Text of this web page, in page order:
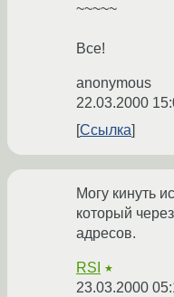
~~~~~
Все!
anonymous
22.03.2000
Ссылка
Могу кинуть
который
адресов.
RSI ★
23.03.2000